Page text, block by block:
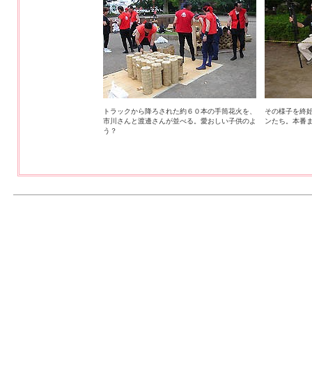
トラックから降ろされた約６０本の手筒花火を、
市川さんと渡邊さんが並べる。愛おしい子供のよ
う？
その様子を終
ンたち。本番